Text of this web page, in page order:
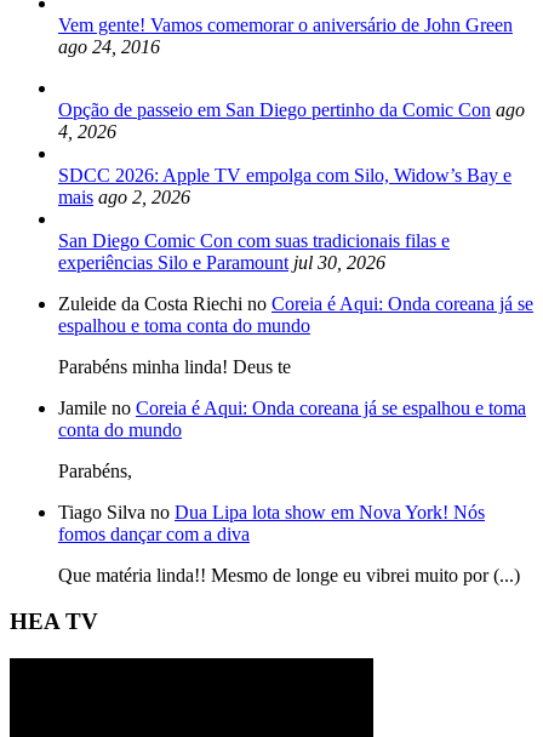
Vem gente! Vamos comemorar o aniversário de John Green
ago 24, 2016
Opção de passeio em San Diego pertinho da Comic Con ago
4, 2026
SDCC 2026: Apple TV empolga com Silo, Widow’s Bay e
mais ago 2, 2026
San Diego Comic Con com suas tradicionais filas e
experiências Silo e Paramount jul 30, 2026
Zuleide da Costa Riechi no Coreia é Aqui: Onda coreana já se
espalhou e toma conta do mundo
Parabéns minha linda! Deus te
Jamile no Coreia é Aqui: Onda coreana já se espalhou e toma
conta do mundo
Parabéns,
Tiago Silva no Dua Lipa lota show em Nova York! Nós
fomos dançar com a diva
Que matéria linda!! Mesmo de longe eu vibrei muito por (...)
HEA TV